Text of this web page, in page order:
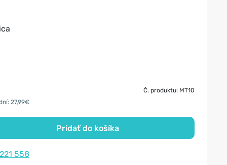
Č. produktu: MT10
27,99€
Pridať do košíka
558